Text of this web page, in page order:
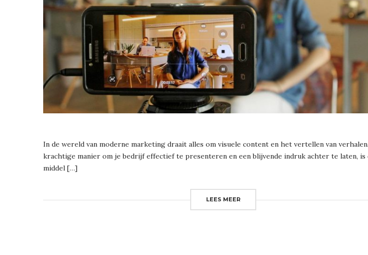
In de wereld van moderne marketing draait alles om visuele content en het vertellen van
krachtige manier om je bedrijf effectief te presenteren en een blijvende indruk achter te laten,
middel […]
LEES MEER